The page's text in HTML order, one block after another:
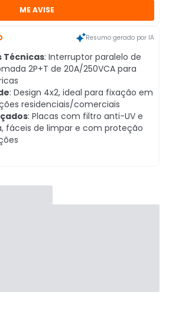
ME AVISE
Resumo gerado por IA
Técnicas: Interruptor paralelo de
2P+T de 20A/250VCA para
: Design 4x2, ideal para fixação em
residenciais/comerciais
: Placas com filtro anti-UV e
fáceis de limpar e com proteção